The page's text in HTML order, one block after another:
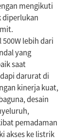
mengikuti
diperlukan
lebih dari
yang
saat
darurat di
kinerja kuat,
desain
pemadaman
akses ke listrik